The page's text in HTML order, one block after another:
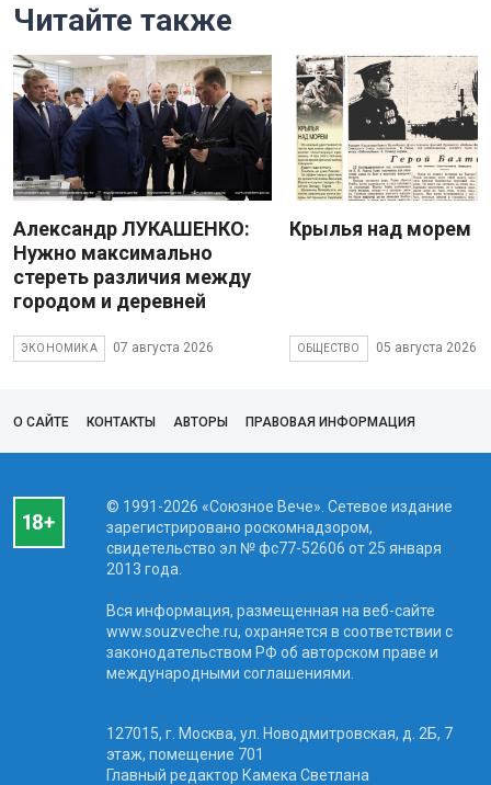
Читайте также
Александр ЛУКАШЕНКО:
Нужно максимально
стереть различия между
городом и деревней
ЭКОНОМИКА 07 августа 2026
Крылья над морем
ОБЩЕСТВО 05 августа 2026
О САЙТЕ КОНТАКТЫ АВТОРЫ ПРАВОВАЯ ИНФОРМАЦИЯ
© 1991-2026 «Союзное Вече». Сетевое издание
зарегистрировано роскомнадзором,
свидетельство эл № фc77-52606 от 25 января
2013 года.
Вся информация, размещенная на веб-сайте
www.souzveche.ru, охраняется в соответствии с
законодательством РФ об авторском праве и
международными соглашениями.
127015, г. Москва, ул. Новодмитровская, д. 2Б, 7
этаж, помещение 701
Главный редактор Камека Светлана